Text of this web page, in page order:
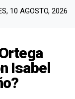
10 AGOSTO, 2026
Isabel